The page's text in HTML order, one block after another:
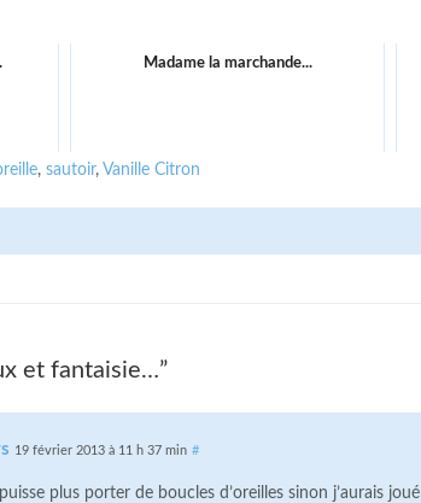
Madame la marchande...
, sautoir, Vanille Citron
et fantaisie…”
19 février 2013 à 11 h 37 min #
plus porter de boucles d’oreilles sinon j’aurais